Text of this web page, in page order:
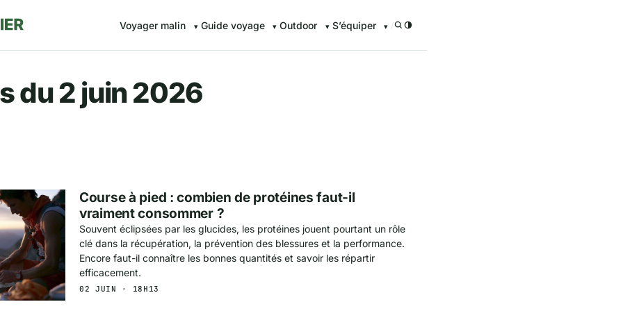
— Voyager malin avec Aventurier.FR grâce à nos
Voyager malin Guide voyage Outdoor S’équiper /
du 2 juin 2026
Course à pied : combien de protéines faut-il
vraiment consommer ?
Souvent éclipsées par les glucides, les protéines jouent pourtant un rôle
clé dans la récupération, la prévention des blessures et la performance.
Encore faut-il connaître les bonnes quantités et savoir les répartir
efficacement.
02 JUIN · 18H13